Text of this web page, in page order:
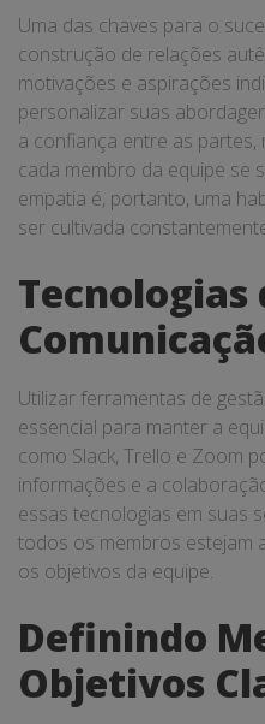
Uma das chaves para o
construção de relações
motivações e aspirações
personalizar suas
a confiança entre as partes,
cada membro da equipe se
empatia é, portanto, uma
ser cultivada
Tecnologias
Utilizar ferramentas de
essencial para manter a
como Slack, Trello e Zoom
informações e a
essas tecnologias em suas
todos os membros estejam
os objetivos da equipe.
Definindo
Objetivos